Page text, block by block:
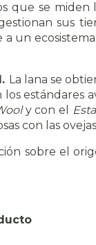
que se
sus
un
La lana se
estándares
y con el
con las
sobre el